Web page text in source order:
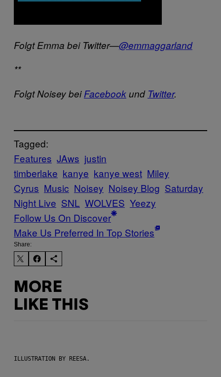
Folgt Emma bei Twitter—@emmaggarland
**
Folgt Noisey beiFacebookund Twitter.
Tagged:
Features JAws justin
timberlake kanye kanye west Miley
Cyrus Music Noisey Noisey Blog Saturday
Night Live SNL WOLVES Yeezy
Follow Us On Discover
Make Us Preferred In Top Stories
Share:
MORE
LIKE THIS
ILLUSTRATION BY REESA.